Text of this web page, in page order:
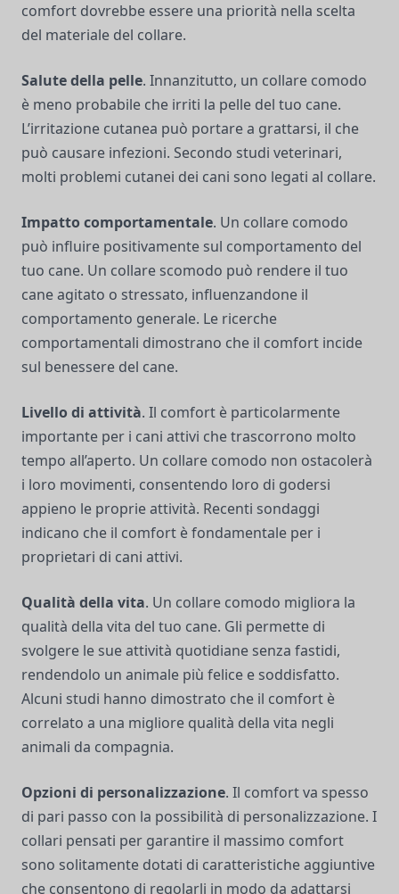
comfort dovrebbe essere una priorità nella scelta
del materiale del collare.
Salute della pelle. Innanzitutto, un collare comodo
è meno probabile che irriti la pelle del tuo cane.
L’irritazione cutanea può portare a grattarsi, il che
può causare infezioni. Secondo studi veterinari,
molti problemi cutanei dei cani sono legati al collare.
Impatto comportamentale. Un collare comodo
può influire positivamente sul comportamento del
tuo cane. Un collare scomodo può rendere il tuo
cane agitato o stressato, influenzandone il
comportamento generale. Le ricerche
comportamentali dimostrano che il comfort incide
sul benessere del cane.
Livello di attività. Il comfort è particolarmente
importante per i cani attivi che trascorrono molto
tempo all’aperto. Un collare comodo non ostacolerà
i loro movimenti, consentendo loro di godersi
appieno le proprie attività. Recenti sondaggi
indicano che il comfort è fondamentale per i
proprietari di cani attivi.
Qualità della vita. Un collare comodo migliora la
qualità della vita del tuo cane. Gli permette di
svolgere le sue attività quotidiane senza fastidi,
rendendolo un animale più felice e soddisfatto.
Alcuni studi hanno dimostrato che il comfort è
correlato a una migliore qualità della vita negli
animali da compagnia.
Opzioni di personalizzazione. Il comfort va spesso
di pari passo con la possibilità di personalizzazione. I
collari pensati per garantire il massimo comfort
sono solitamente dotati di caratteristiche aggiuntive
che consentono di regolarli in modo da adattarsi